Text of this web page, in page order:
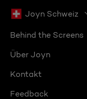
Joyn Schweiz
Behind the Screens
Über Joyn
Kontakt
Feedback